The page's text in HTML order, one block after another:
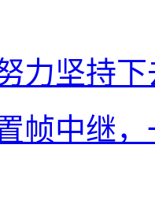
力坚持下
帧中继